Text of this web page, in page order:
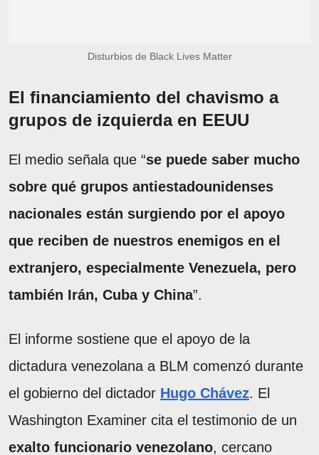
Disturbios de Black Lives Matter
El financiamiento del chavismo a
grupos de izquierda en EEUU
El medio señala que “se puede saber mucho
sobre qué grupos antiestadounidenses
nacionales están surgiendo por el apoyo
que reciben de nuestros enemigos en el
extranjero, especialmente Venezuela, pero
también Irán, Cuba y China”.
El informe sostiene que el apoyo de la
dictadura venezolana a BLM comenzó durante
el gobierno del dictador Hugo Chávez. El
Washington Examiner cita el testimonio de un
exalto funcionario venezolano, cercano